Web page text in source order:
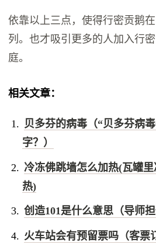
依靠以上三点，使得行密贡鹅
列。也才吸引更多的人加入行
庭。
相关文章：
贝多芬的病毒（“贝多芬病
字？）
冷冻佛跳墙怎么加热(瓦罐
热)
创造101是什么意思（导师担
火车站会有预留票吗（客票